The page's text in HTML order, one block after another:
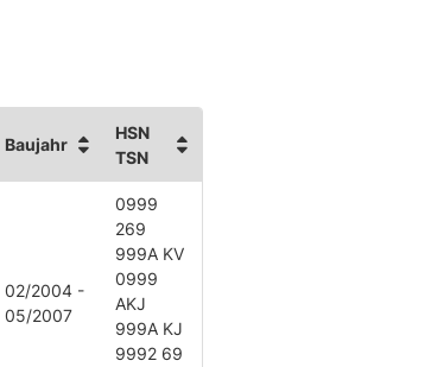
Baujahr
HSN
TSN
02/2004 -
05/2007
0999
269
999A KV
0999
AKJ
999A KJ
9992 69